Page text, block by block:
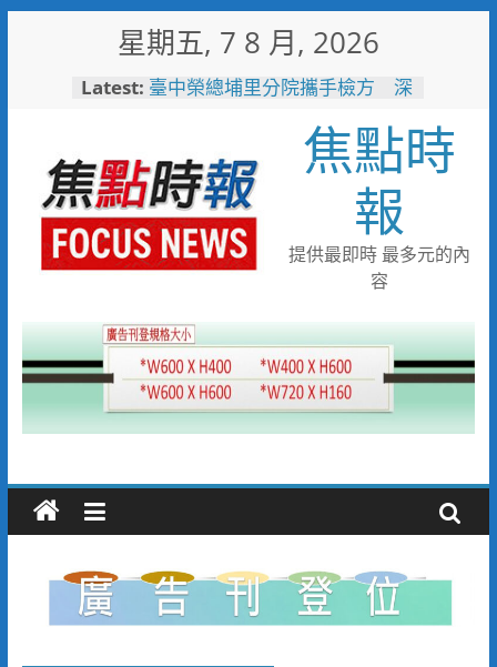
星期五, 7 8 月, 2026
Latest: 臺中榮總埔里分院攜手檢方 深
「路不是你的」！騎士大鬧城鎮
韌性演習 前鎮警鐵腕攔停送辦
珍惜119報案專線資源 切勿無故
撥打或謊報案件
白海豚颱風來襲！台電台東區處
全面整備迎戰強風豪雨 籲多利
用「台灣電力APP」查詢
男子性侵偷拍又餵毒致傳播女暴
焦點時
報
提供最即時 最多元的內
容